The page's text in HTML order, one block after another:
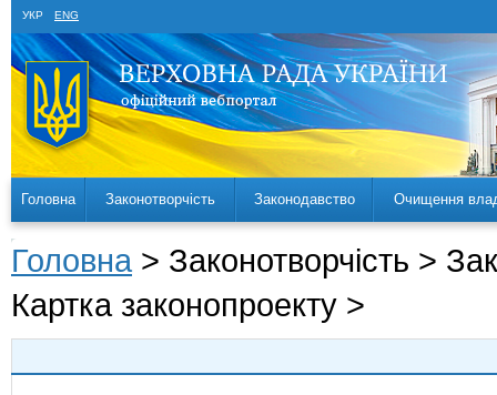
УКР ENG
Головна Законотворчість Законодавство Очищення
Головна > Законотворчість >
Картка законопроекту >